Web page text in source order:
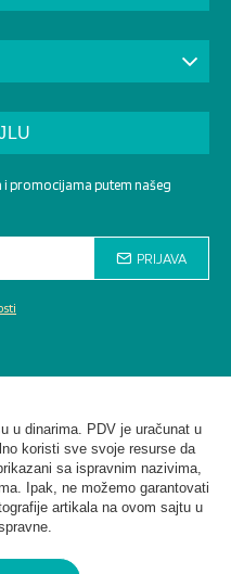
i promocijama putem našeg
PRIJAVA
u dinarima. PDV je uračunat u
koristi sve svoje resurse da
sa ispravnim nazivima,
Ipak, ne možemo garantovati
artikala na ovom sajtu u